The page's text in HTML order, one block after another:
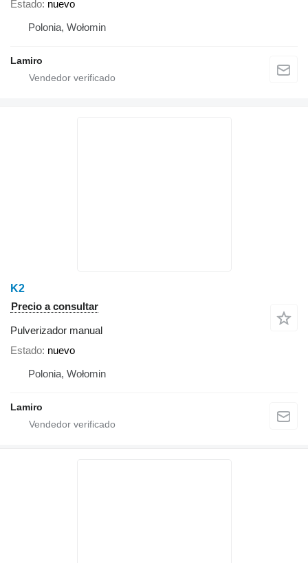
Estado nuevo
Polonia, Wołomin
Lamiro
K2
Precio a consultar
Pulverizador manual
Estado nuevo
Polonia, Wołomin
Lamiro